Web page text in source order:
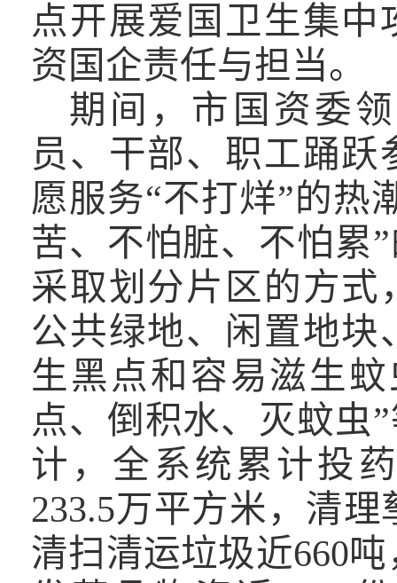
点开展爱国卫生集中
资国企责任与担当。
期间，市国资委
员 、 干部、 职工踊跃
愿服务“不打烊”的热
苦、不怕脏、不怕累”
采取划分片区的方式
公共绿地、闲置地块
生黑点和容易滋生
点、倒积水、灭蚊虫”
计，全系统累计投
233.5万平方米，清理
清扫清运垃圾近660